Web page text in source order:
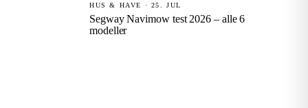
HUS & HAVE · 25. JUL
Segway Navimow test 2026 – alle 6
modeller